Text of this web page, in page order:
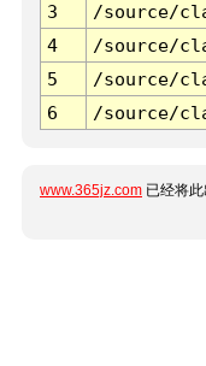
3 /source/
4
/source/
5
/source/
6
/source/
www.365jz.com 已经将